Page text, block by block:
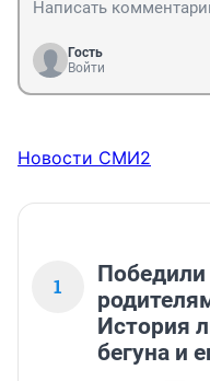
Гость
Войти
Новости СМИ2
1
Победили
История
бегуна и